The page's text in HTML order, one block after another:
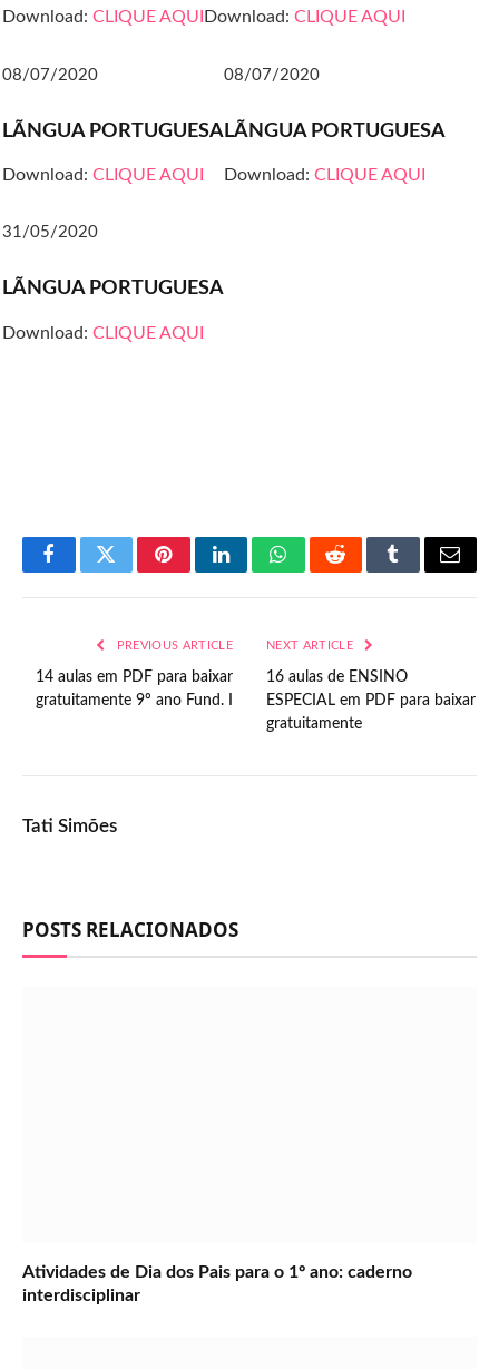
Download: CLIQUE AQUI Download: CLIQUE AQUI
08/07/2020
LÃNGUA PORTUGUESA
Download: CLIQUE AQUI
08/07/2020
LÃNGUA PORTUGUESA
Download: CLIQUE AQUI
31/05/2020
LÃNGUA PORTUGUESA
Download: CLIQUE AQUI
FacebookTwitterPinterestLinkedInWhatsAppRedditTumblrEmail
PREVIOUS ARTICLE
14 aulas em PDF para baixar
gratuitamente 9º ano Fund. I
NEXT ARTICLE
16 aulas de ENSINO
ESPECIAL em PDF para baixar
gratuitamente
Tati Simões
POSTS RELACIONADOS
Atividades de Dia dos Pais para o 1º ano: caderno
interdisciplinar